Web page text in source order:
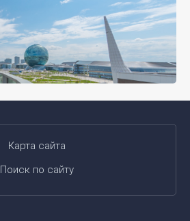
Карта сайта
Поиск по сайту